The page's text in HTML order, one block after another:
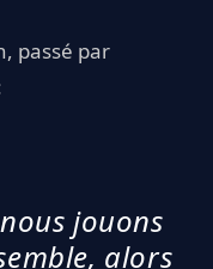
passé par
jouons
alors